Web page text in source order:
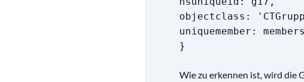
objectclass:
uniquemember:
}
Wie zu erkennen ist, wird die